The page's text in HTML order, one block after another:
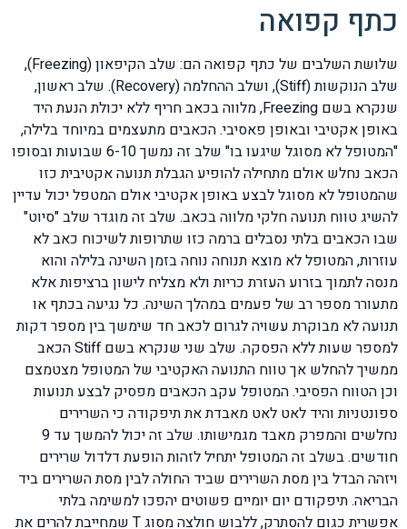
כתף קפואה
שלושת השלבים של כתף קפואה הם: שלב הקיפאון (Freezing),
שלב הנוקשות (Stiff), ושלב ההחלמה (Recovery). שלב ראשון,
שנקרא בשם Freezing, מלווה בכאב חריף ללא יכולת הנעת היד
באופן אקטיבי ובאופן פאסיבי. הכאבים מתעצמים במיוחד בלילה,
"המטופל לא מסוגל שיגעו בו" שלב זה נמשך 6-10 שבועות ובסופו
הכאב נחלש אולם מתחילה להופיע הגבלת תנועה אקטיבית כזו
שהמטופל לא מסוגל לבצע באופן אקטיבי אולם המטפל יכול עדיין
להשיג טווח תנועה חלקי מלווה בכאב. שלב זה מוגדר שלב "סיוט"
שבו הכאבים בלתי נסבלים ברמה כזו שתרופות לשיכוח כאב לא
עוזרות, המטופל לא מוצא תנוחה נוחה בזמן השינה בלילה והוא
מנסה לתמוך בזרוע העזרת כריות ולא מצליח לישון ברציפות אלא
מתעורר מספר רב של פעמים במהלך השינה. כל נגיעה בכתף או
תנועה לא מבוקרת עשויה לגרום לכאב חד שימשך בין מספר דקות
למספר שעות ללא הפסקה. שלב שני שנקרא בשם Stiff הכאב
ממשיך להחלש אך טווח התנועה האקטיבי של המטופל מצטמצם
וכן הטווח הפסיבי. המטופל עקב הכאבים מפסיק לבצע תנועות
ספונטניות והיד לאט לאט מאבדת את תיפקודה כי השרירים
נחלשים והמפרק מאבד מגמישותו. שלב זה יכול להמשך עד 9
חודשים. בשלב זה המטופל יתחיל לזהות הופעת דלדול שרירים
ויזהה הבדל בין מסת השרירים שביד החולה לבין מסת השרירים ביד
הבריאה. תיפקודם יום יומיים פשוטים יהפכו למשימה בלתי
אפשרית כגום להסתרק, ללבוש חולצה מסוג T שמחייבת להרים את